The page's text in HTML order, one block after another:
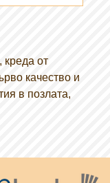
креда от
качество и
в позлата,